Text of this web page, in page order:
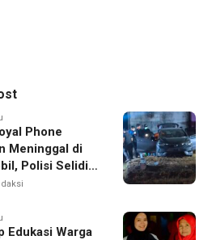
Phone
Meninggal di
Polisi Selidiki
Edukasi Warga